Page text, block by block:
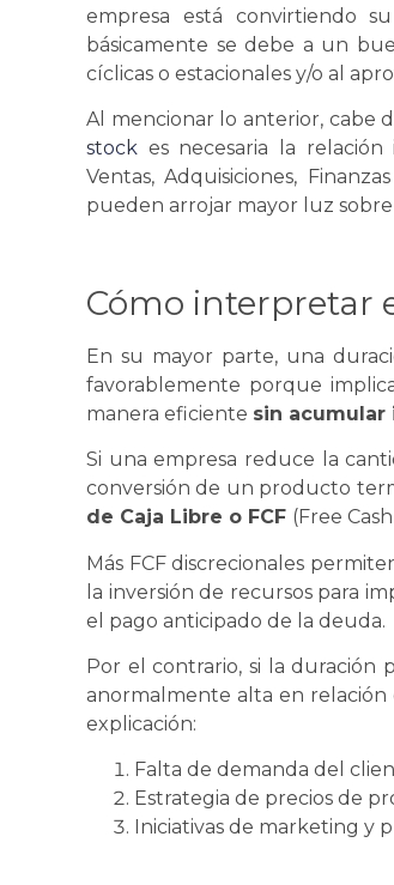
empresa está convirtiendo su
básicamente se debe a un
cíclicas o estacionales y/o al
Al mencionar lo anterior, cabe
stock es necesaria la
Ventas, Adquisiciones,
pueden arrojar mayor luz
Cómo interpretar
En su mayor parte, una
favorablemente porque
manera eficiente sin acumular
Si una empresa reduce la
conversión de un producto
de Caja Libre o FCF (Free
Más FCF discrecionales
la inversión de recursos para
el pago anticipado de la deuda.
Por el contrario, si la duración
anormalmente alta en relación
explicación:
Falta de demanda del
Estrategia de precios de
Iniciativas de marketing y